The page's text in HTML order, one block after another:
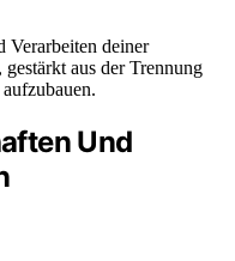
Verarbeiten deiner
aus der Trennung
Und